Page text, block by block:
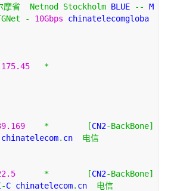
摩省 Netnod Stockholm BLUE --
M
- 10Gbps chinatelecomgloba
175.45
*
* [CN2-BackBone]
. cn 电信
* [CN2-BackBone]
-C chinatelecom. cn 电信